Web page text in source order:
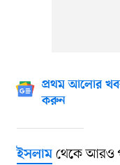
প্রথম আলোর
করুন
ইসলামথেকে আরও